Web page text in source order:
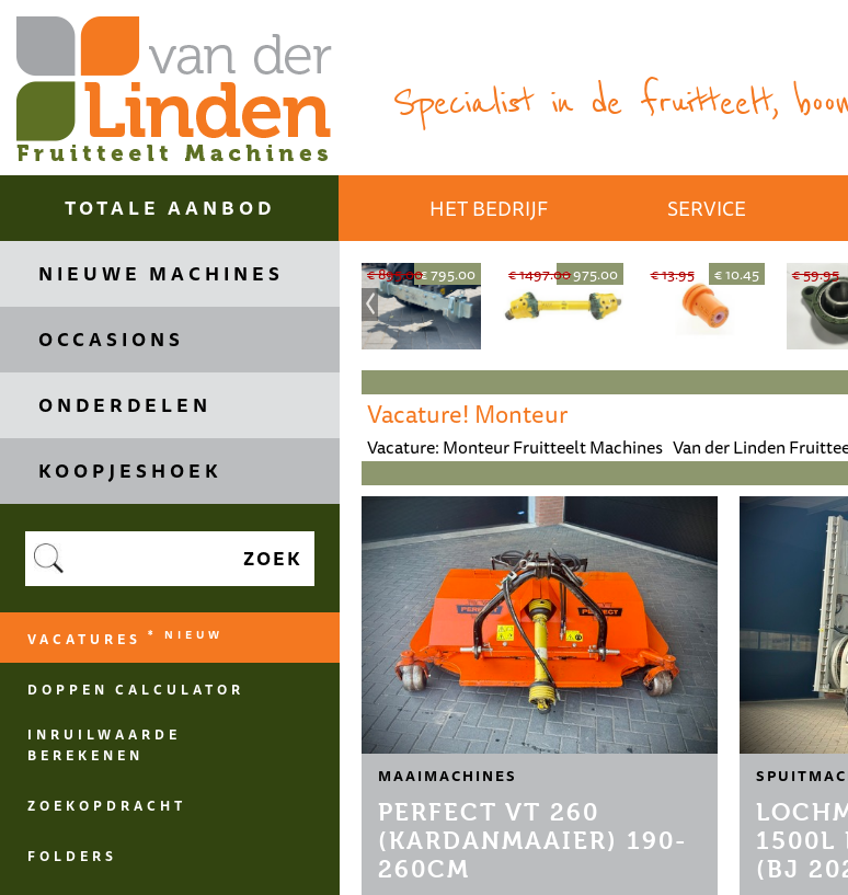
Specialist in de fruitteelt,
TOTALE AANBOD HET BEDRIJF SERVICE
NIEUWE MACHINES
OCCASIONS
ONDERDELEN
KOOPJESHOEK
ZOEK
VACATURES * NIEUW
DOPPEN CALCULATOR
INRUILWAARDE
BEREKENEN
ZOEKOPDRACHT
FOLDERS
399.99 € 39.45 € 2750.00
€ 3125.00 € 795.00
€ 895.00 € 975.00
€ 1497.00 € 10.45
€ 13.95 € 59.95
Vacature! Monteur
Vacature: Monteur Fruitteelt Machines Van der Linden
MAAIMACHINES
PERFECT VT 260
(KARDANMAAIER) 190-
260CM
1500L
(BJ